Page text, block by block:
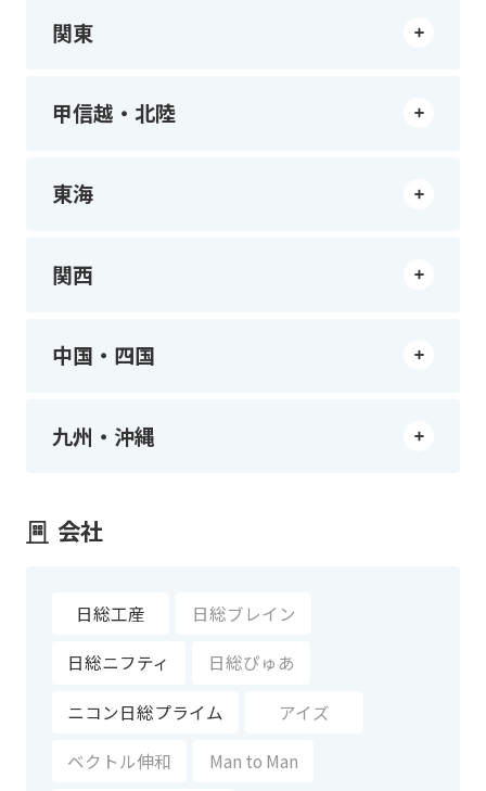
関東
甲信越・北陸
東海
関西
中国・四国
九州・沖縄
会社
日総工産 日総ブレイン
日総ニフティ 日総ぴゅあ
ニコン日総プライム アイズ
ベクトル伸和 Man to Man